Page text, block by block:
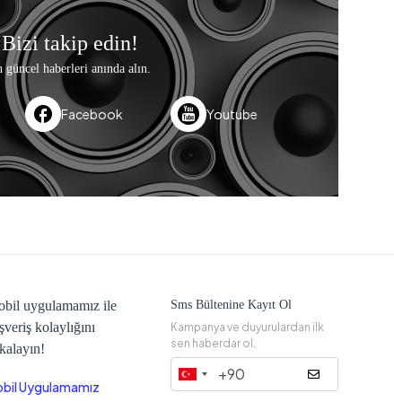
Bizi takip edin!
güncel haberleri anında alın.
Facebook Youtube
uygulamamız ile
kolaylığını
Uygulamamız
Sms Bültenine Kayıt Ol
Kampanya ve duyurulardan ilk
sen haberdar ol.